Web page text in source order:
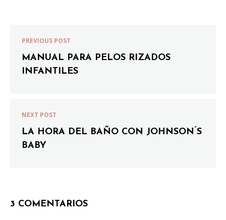
PREVIOUS POST
MANUAL PARA PELOS RIZADOS
INFANTILES
NEXT POST
LA HORA DEL BAÑO CON JOHNSON ́S
BABY
3 COMENTARIOS